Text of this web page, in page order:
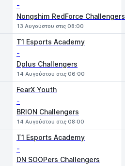
-
Nongshim RedForce Challengers
13 Αυγούστου στις 08:00
T1 Esports Academy
-
Dplus Challengers
14 Αυγούστου στις 06:00
FearX Youth
-
BRION Challengers
14 Αυγούστου στις 08:00
T1 Esports Academy
-
DN SOOPers Challengers